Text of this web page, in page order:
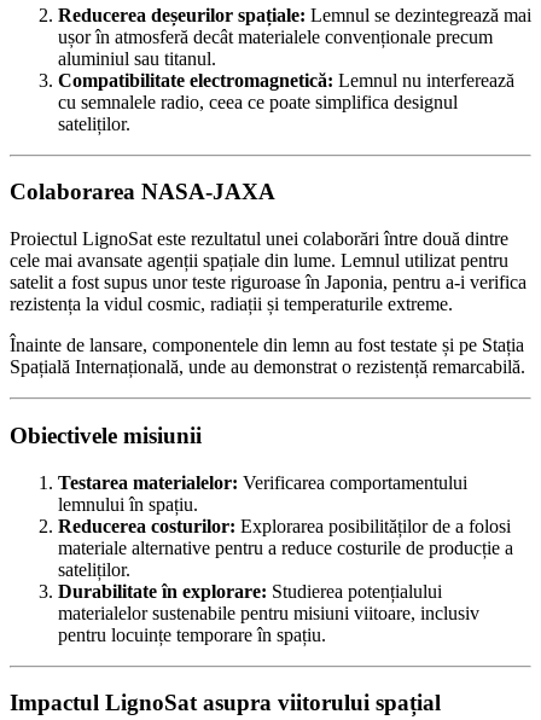
Reducerea deșeurilor spațiale: Lemnul se dezintegrează mai
ușor în atmosferă decât materialele convenționale precum
aluminiul sau titanul.
Compatibilitate electromagnetică: Lemnul nu interferează
cu semnalele radio, ceea ce poate simplifica designul
sateliților.
Colaborarea NASA-JAXA
Proiectul LignoSat este rezultatul unei colaborări între două dintre
cele mai avansate agenții spațiale din lume. Lemnul utilizat pentru
satelit a fost supus unor teste riguroase în Japonia, pentru a-i verifica
rezistența la vidul cosmic, radiații și temperaturile extreme.
Înainte de lansare, componentele din lemn au fost testate și pe Stația
Spațială Internațională, unde au demonstrat o rezistență remarcabilă.
Obiectivele misiunii
Testarea materialelor: Verificarea comportamentului
lemnului în spațiu.
Reducerea costurilor: Explorarea posibilităților de a folosi
materiale alternative pentru a reduce costurile de producție a
sateliților.
Durabilitate în explorare: Studierea potențialului
materialelor sustenabile pentru misiuni viitoare, inclusiv
pentru locuințe temporare în spațiu.
Impactul LignoSat asupra viitorului spațial